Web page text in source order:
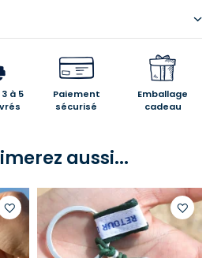
à 5
Paiement
sécurisé
Emballage
cadeau
aussi...
à